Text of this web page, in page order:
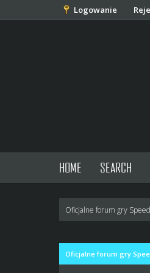
Logowanie
HOME SEARCH
Oficjalne forum gry
Oficjalne forum gry